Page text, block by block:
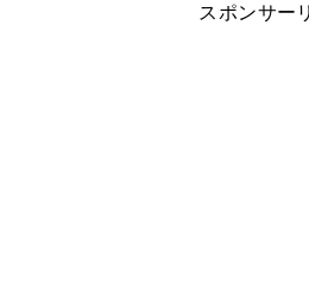
スポンサー